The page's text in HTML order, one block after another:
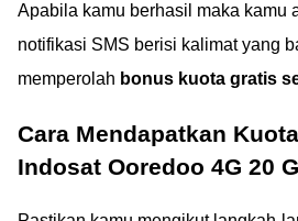
Apabila kamu berhasil maka kamu
notifikasi SMS berisi kalimat yang
memperolah bonus kuota gratis
Cara Mendapatkan
Indosat Ooredoo 4G 20